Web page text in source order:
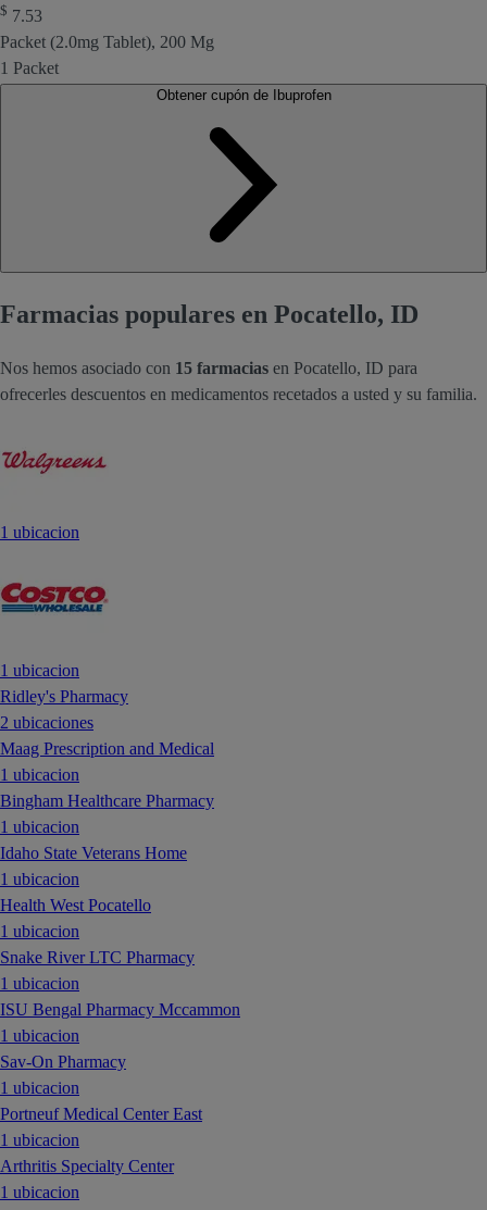
$ 7.53
Packet (2.0mg Tablet), 200 Mg
1 Packet
Obtener cupón de Ibuprofen
Farmacias populares en Pocatello, ID
Nos hemos asociado con 15 farmacias en Pocatello, ID para
ofrecerles descuentos en medicamentos recetados a usted y su familia.
1 ubicacion
1 ubicacion
Ridley's Pharmacy
2 ubicaciones
Maag Prescription and Medical
1 ubicacion
Bingham Healthcare Pharmacy
1 ubicacion
Idaho State Veterans Home
1 ubicacion
Health West Pocatello
1 ubicacion
Snake River LTC Pharmacy
1 ubicacion
ISU Bengal Pharmacy Mccammon
1 ubicacion
Sav-On Pharmacy
1 ubicacion
Portneuf Medical Center East
1 ubicacion
Arthritis Specialty Center
1 ubicacion